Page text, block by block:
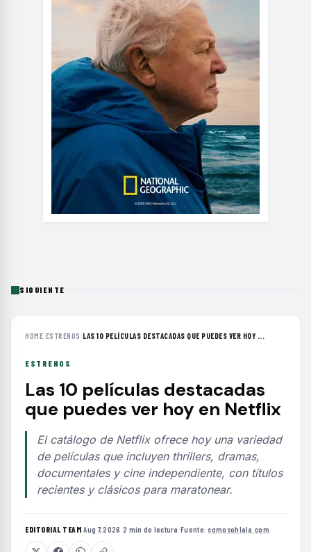
SIGUIENTE
HOME›ESTRENOS ›LAS 10 PELÍCULAS DESTACADAS QUE PUEDES VER HOY ...
ESTRENOS
Las 10 películas destacadas
que puedes ver hoy en Netflix
El catálogo de Netflix ofrece hoy una variedad
de películas que incluyen thrillers, dramas,
documentales y cine independiente, con títulos
recientes y clásicos para maratonear.
EDITORIAL TEAM·Aug 7, 2026 ·2 min de lectura ·Fuente: somosohlala.com